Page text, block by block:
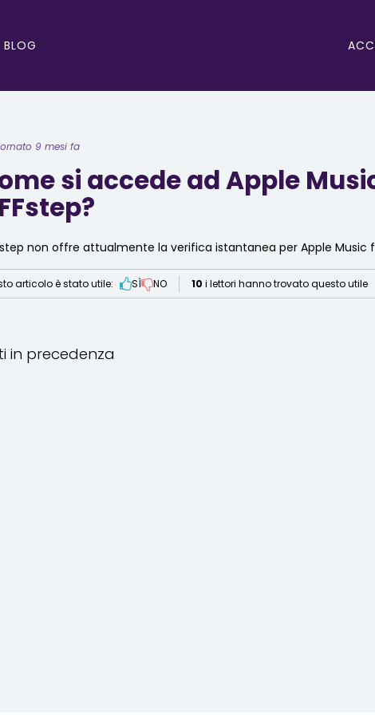
BLOG
9 mesi fa
si accede ad Apple
non offre attualmente la verifica istantanea per Apple Music
articolo è stato utile: SÌ NO 10 i lettori hanno trovato questo utile
in precedenza